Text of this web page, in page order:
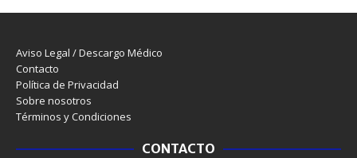
Aviso Legal / Descargo Médico
Contacto
Política de Privacidad
Sobre nosotros
Términos y Condiciones
CONTACTO